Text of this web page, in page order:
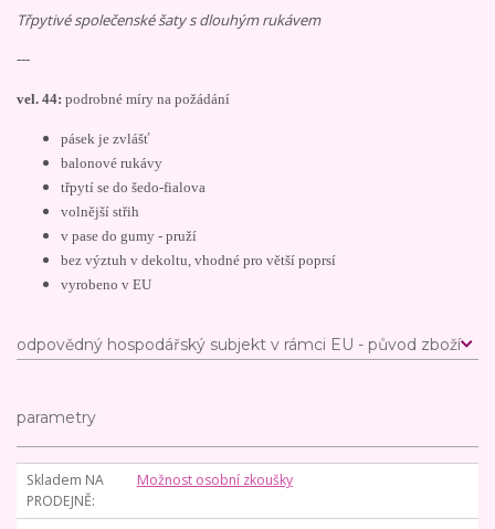
Třpytivé společenské šaty s dlouhým rukávem
---
vel. 44: podrobné míry na požádání
pásek je zvlášť
balonové rukávy
třpytí se do šedo-fialova
volnější střih
v pase do gumy - pruží
bez výztuh v dekoltu, vhodné pro větší poprsí
vyrobeno v EU
odpovědný hospodářský subjekt v rámci EU - původ zboží
parametry
Skladem NA
PRODEJNĚ
Možnost osobní zkoušky